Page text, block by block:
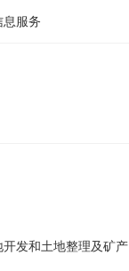
服务
发和土地整理及矿产